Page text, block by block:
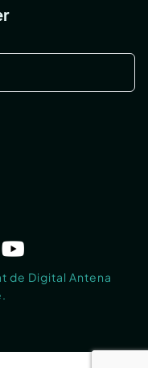
de Digital Antena